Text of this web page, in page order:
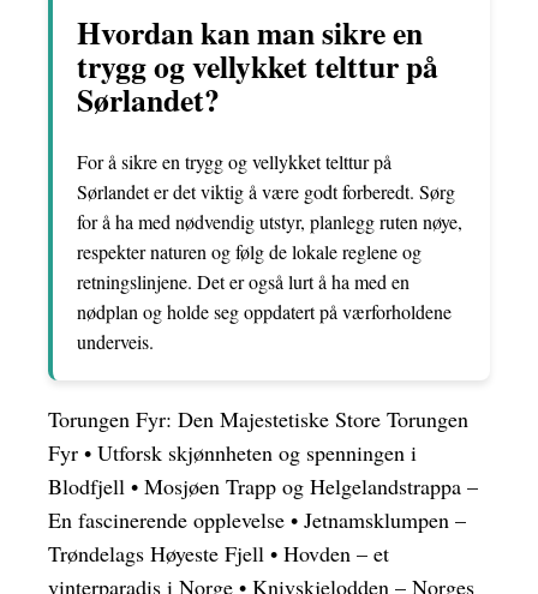
Hvordan kan man sikre en
trygg og vellykket telttur på
Sørlandet?
For å sikre en trygg og vellykket telttur på
Sørlandet er det viktig å være godt forberedt. Sørg
for å ha med nødvendig utstyr, planlegg ruten nøye,
respekter naturen og følg de lokale reglene og
retningslinjene. Det er også lurt å ha med en
nødplan og holde seg oppdatert på værforholdene
underveis.
Torungen Fyr: Den Majestetiske Store Torungen
Fyr • Utforsk skjønnheten og spenningen i
Blodfjell • Mosjøen Trapp og Helgelandstrappa –
En fascinerende opplevelse • Jetnamsklumpen –
Trøndelags Høyeste Fjell • Hovden – et
vinterparadis i Norge • Knivskjelodden – Norges